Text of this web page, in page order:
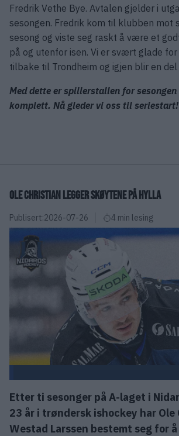
Fredrik Vethe Bye. Avtalen gjelder i
sesongen. Fredrik kom til klubben mot
sesong og viste seg raskt å være et
på og utenfor isen. Vi er svært glade
tilbake til Trondheim og igjen blir en
Med dette er spillerstallen for
komplett. Nå gleder vi oss til seriestart!
OLE CHRISTIAN LEGGER SKØYTENE PÅ HYLLA
Publisert:2026-07-26 4 min lesing
Etter ti sesonger på A-laget i
23 år i trøndersk ishockey har Ole
Westad Larssen bestemt seg for